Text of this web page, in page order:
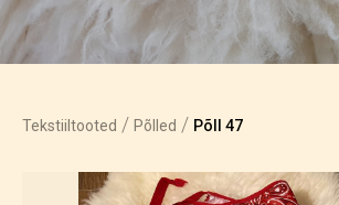
Tekstiiltooted / Põlled / Põll 47